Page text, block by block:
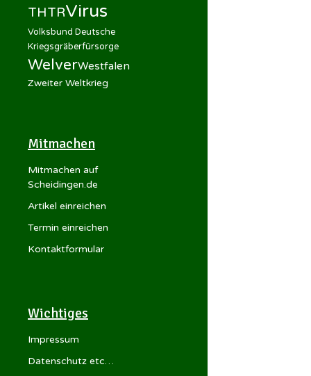
THTRVirus
Volksbund Deutsche
Kriegsgräberfürsorge
WelverWestfalen
Zweiter Weltkrieg
Mitmachen
Mitmachen auf
Scheidingen.de
Artikel einreichen
Termin einreichen
Kontaktformular
Wichtiges
Impressum
Datenschutz etc…